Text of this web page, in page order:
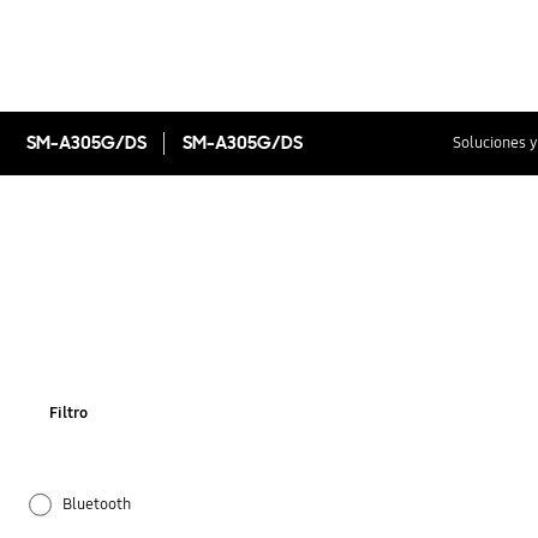
SM-A305G/DS SM-A305G/DS Soluciones
Filtro
Bluetooth